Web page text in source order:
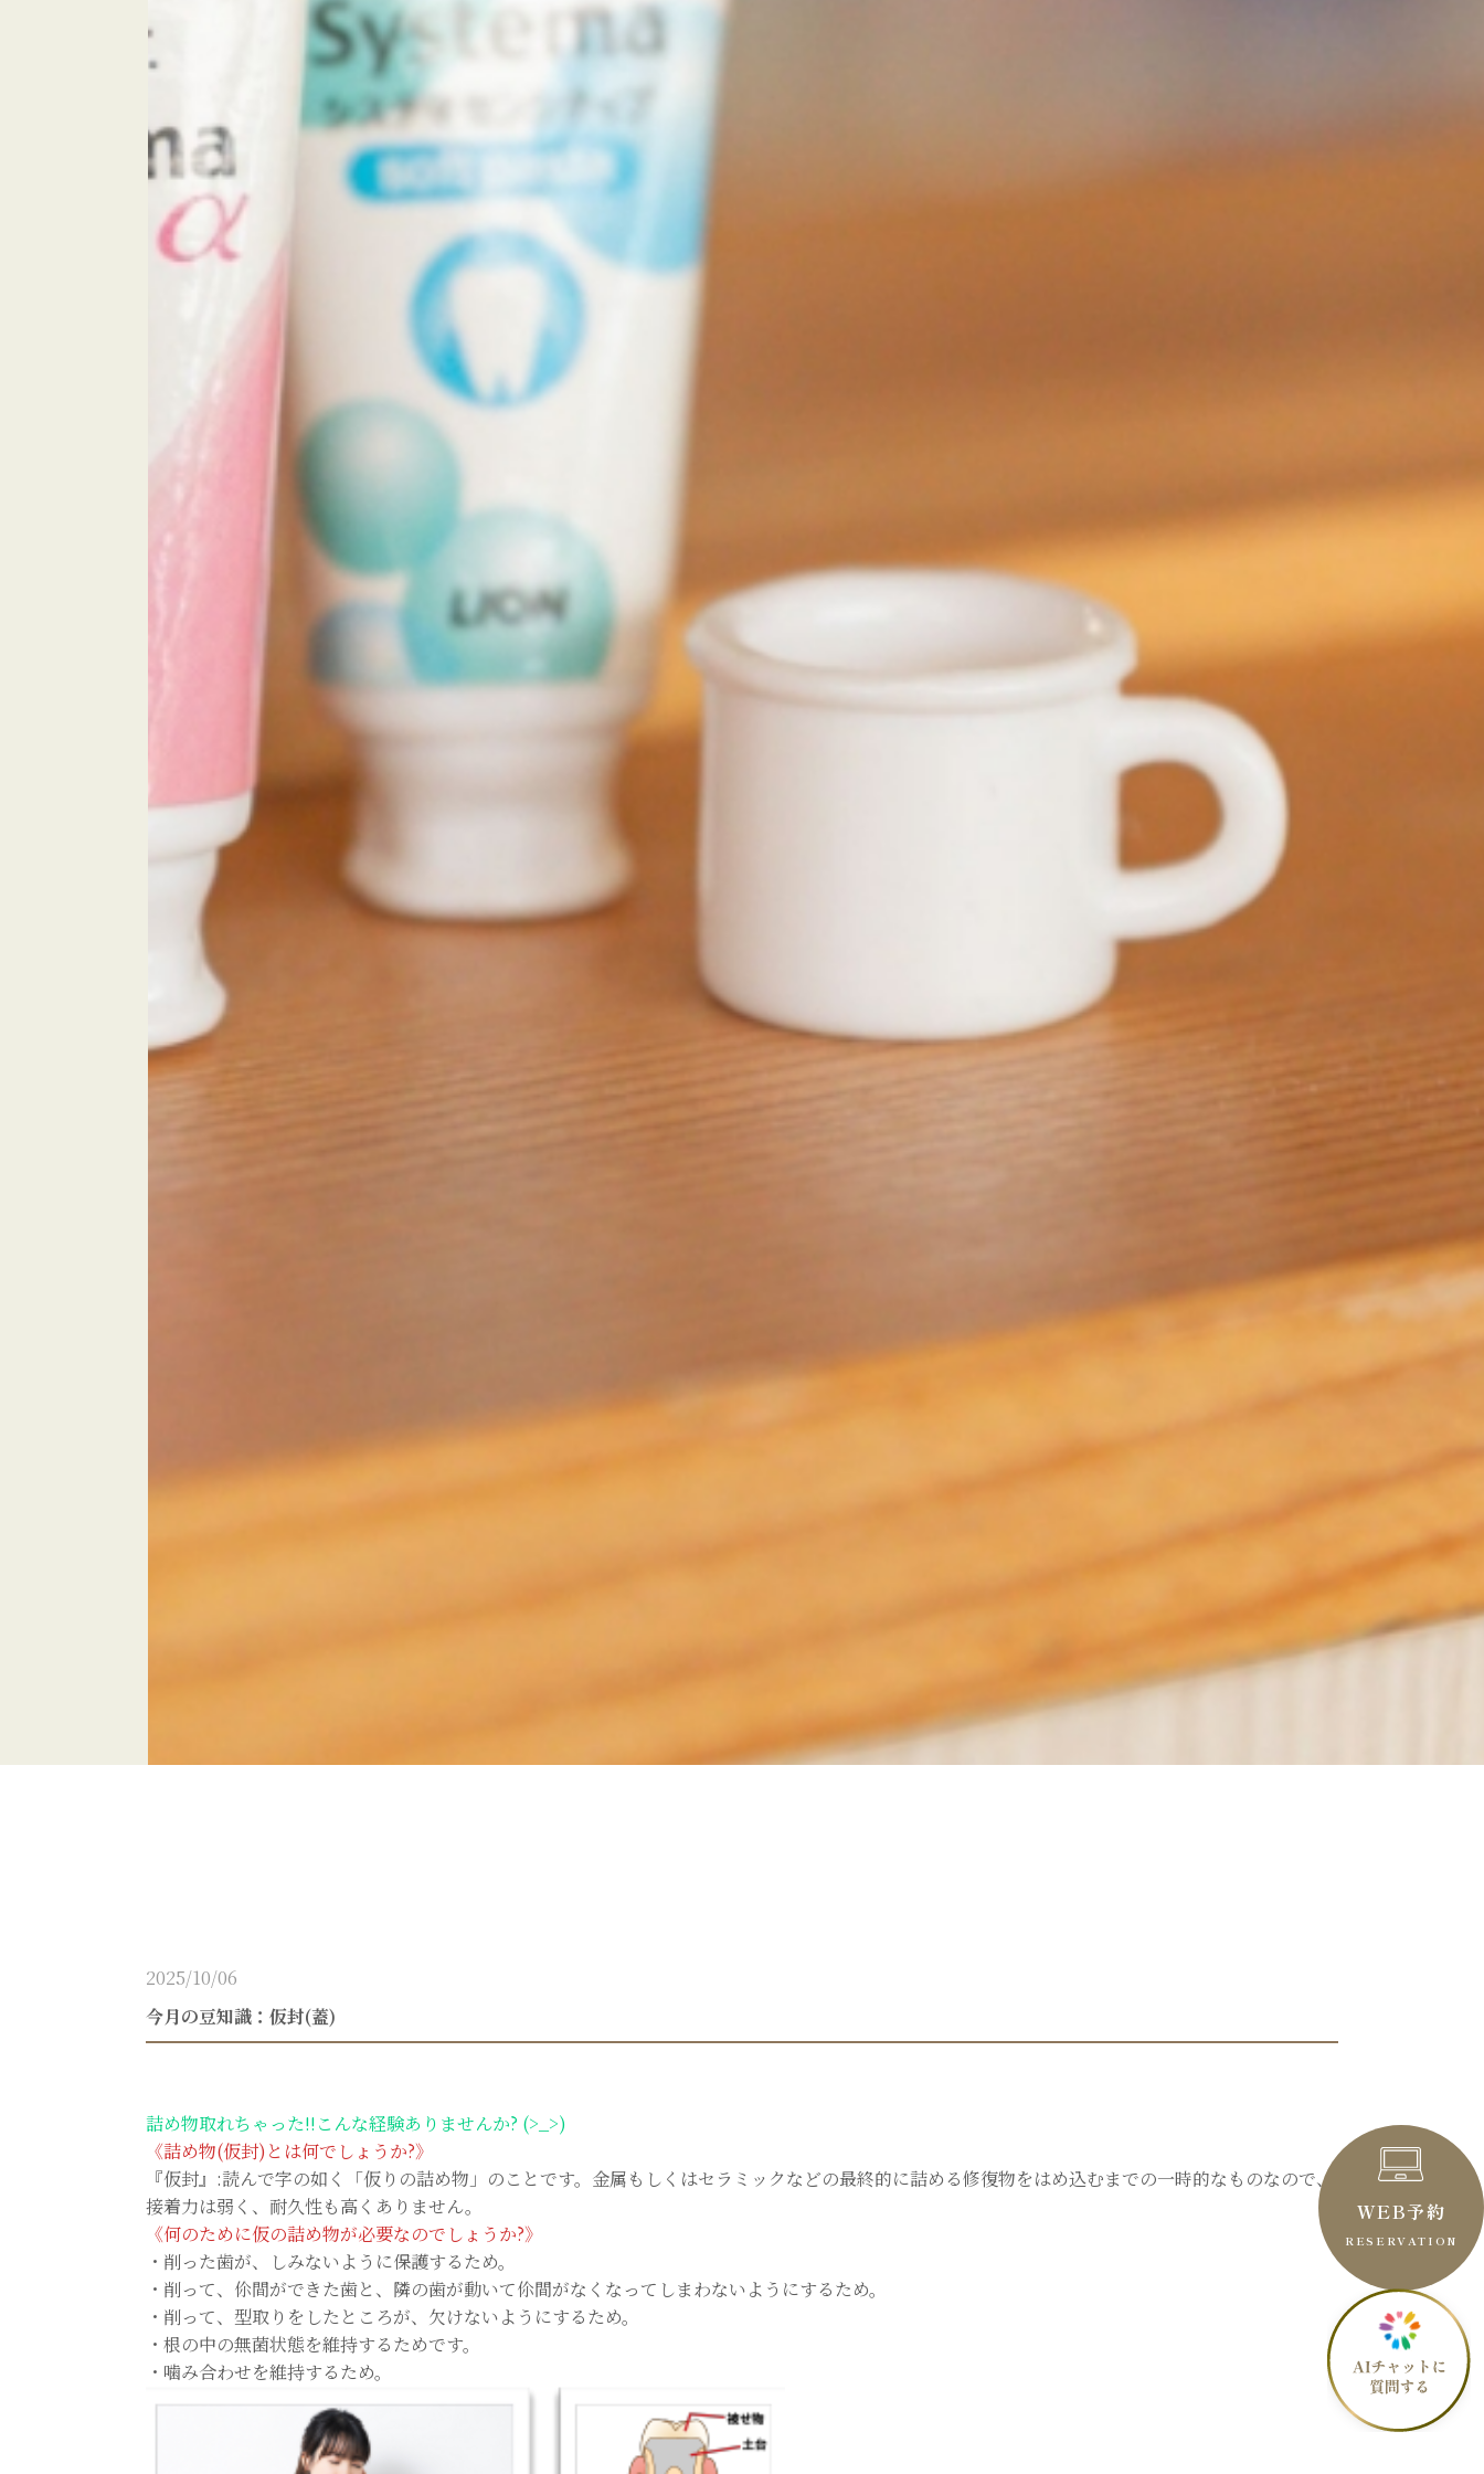
WEB予約
RESERVATION
2025/10/06
今月の豆知識：仮封(蓋)
詰め物取れちゃった!!こんな経験ありませんか? (>_>)
《詰め物(仮封)とは何でしょうか?》
『仮封』:読んで字の如く「仮りの詰め物」のことです。金属もしくはセラミックなどの最終的に詰める修復物をはめ込むまでの一時的なものなので、
接着力は弱く、耐久性も高くありません。
《何のために仮の詰め物が必要なのでしょうか?》
・削った歯が、しみないように保護するため。
・削って、伱間ができた歯と、隣の歯が動いて伱間がなくなってしまわないようにするため。
・削って、型取りをしたところが、欠けないようにするため。
・根の中の無菌状態を維持するためです。
・噛み合わせを維持するため。